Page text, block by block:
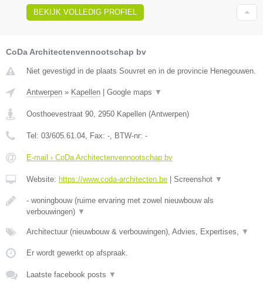
BEKIJK VOLLEDIG PROFIEL
CoDa Architectenvennootschap bv
Niet gevestigd in de plaats Souvret en in de provincie Henegouwen.
Antwerpen » Kapellen Google maps ▼
Oosthoevestraat 90, 2950 Kapellen (Antwerpen)
Tel: 03/605.61.04, Fax: -, BTW-nr: -
E-mail › CoDa Architectenvennootschap bv
Website: https://www.coda-architecten.be Screenshot ▼
- woningbouw (ruime ervaring met zowel nieuwbouw als
verbouwingen) ▼
Architectuur (nieuwbouw & verbouwingen), Advies, Expertises, ▼
Er wordt gewerkt op afspraak.
Laatste facebook posts ▼